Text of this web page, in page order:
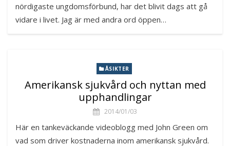
nördigaste ungdomsförbund, har det blivit dags att gå
vidare i livet. Jag är med andra ord öppen…
ÅSIKTER
Amerikansk sjukvård och nyttan med
upphandlingar
2014/01/03
Här en tankeväckande videoblogg med John Green om
vad som driver kostnaderna inom amerikansk sjukvård.